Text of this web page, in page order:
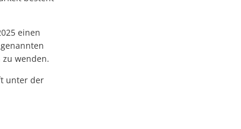
einen
zu wenden.
unter der